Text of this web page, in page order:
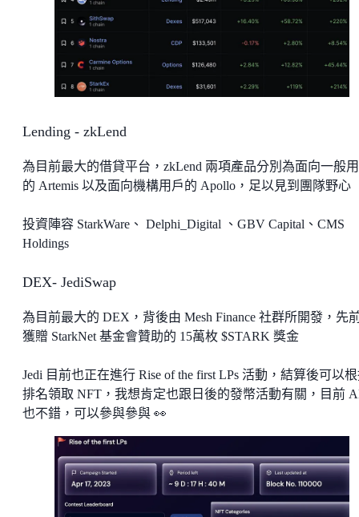
Lending - zkLend
為目前最大的借貸平台，zkLend 兩項產品分別為面向一般
的 Artemis 以及面向機構用戶的 Apollo，足以見到團隊野心
投資陣容 StarkWare、 Delphi_Digital 、GBV Capital、CMS
Holdings
DEX- JediSwap
為目前最大的 DEX，背後由 Mesh Finance 社群所開發，先
獲贈 StarkNet 基金會贊助的 15萬枚 $STARK 獎金
Jedi 目前也正在進行 Rise of the first LPs 活動，結算後可以
排名領取 NFT，我想肯定也跟日後的發幣活動有關，目前
也不錯，可以參與參與 👀